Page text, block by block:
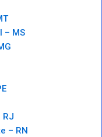
– MS
RJ
– RN